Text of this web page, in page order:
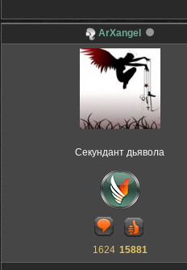
ArXangel
Секундант дьявола
1624 15881